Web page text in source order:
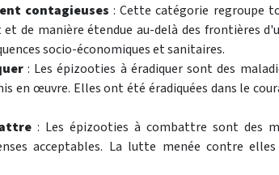
contagieuses: Cette catégorie regroupe
de manière étendue au-delà des frontières
socio-économiques et sanitaires.
: Les épizooties à éradiquer sont des
en œuvre. Elles ont été éradiquées dans le
: Les épizooties à combattre sont des
acceptables. La lutte menée contre